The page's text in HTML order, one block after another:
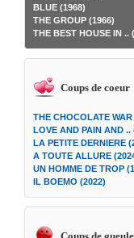
BLUE (1968)
THE GROUP (1966)
THE BEST HOUSE IN ..
Coups de coeur
THE CHOCOLATE WAR
LOVE AND PAIN AND ..
LA PETITE DERNIERE
A TOUTE ALLURE
UN HOMME DE TROP
IL BOEMO (2022)